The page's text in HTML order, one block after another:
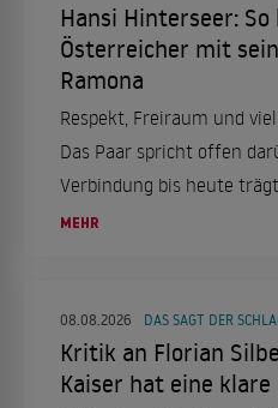
Hansi Hinterseer:
Österreicher mit
Ramona
Respekt, Freiraum und
Das Paar spricht offen
Verbindung bis heute
MEHR
08.08.2026 DAS SAGT DER
Kritik an Florian
Kaiser hat eine klare